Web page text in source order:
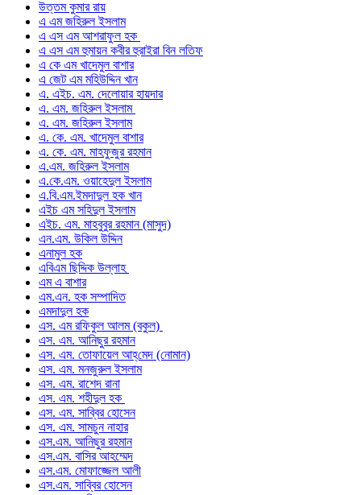
উত্তম কুমার রায়
এ এম জহিরুল ইসলাম
এ এস এম আশরাফুল হক
এ এস এম হুমায়ন কবীর হুরাইরা বিন লতিফ
এ কে এম খাদেমুল বাশার
এ জেট এম মহিউদ্দিন খান
এ. এইচ. এম. দেলোয়ার হায়দার
এ. এম. জহিরুল ইসলাম
এ. এম. জহিরুল ইসলাম
এ. কে. এম. খাদেমুল বাশার
এ. কে. এম. মাহফুজুর রহমান
এ.এম. জহিরুল ইসলাম
এ.কে.এম. ওয়াহেদুল ইসলাম
এ.বি.এম.ইমদাদুল হক খান
এইচ এম সহিদুল ইসলাম
এইচ. এম. মাহবুবুর রহমান (মাসুদ)
এন.এম. উকিল উদ্দিন
এনামুল হক
এবিএম ছিদ্দিক উল্লাহ
এম এ বাশার
এম.এন. হক সম্পাদিত
এমদাদুল হক
এস. এম রফিকুল আলম (বকুল)
এস. এম. আনিছুর রহমান
এস. এম. তোফায়েল আহ্‌মেদ (নোমান)
এস. এম. মনজুরুল ইসলাম
এস. এম. রাশেদ রানা
এস. এম. শহীদুল হক
এস. এম. সাব্বির হোসেন
এস. এম. সামচুন নাহার
এস.এম. আনিছুর রহমান
এস.এম. বাসির আহম্মেদ
এস.এম. মোফাজ্জেল আলী
এস.এম. সাব্বির হোসেন